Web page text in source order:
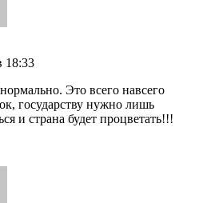
18:33
Это всего навсего
государству нужно лишь
и страна будет процветать!!!